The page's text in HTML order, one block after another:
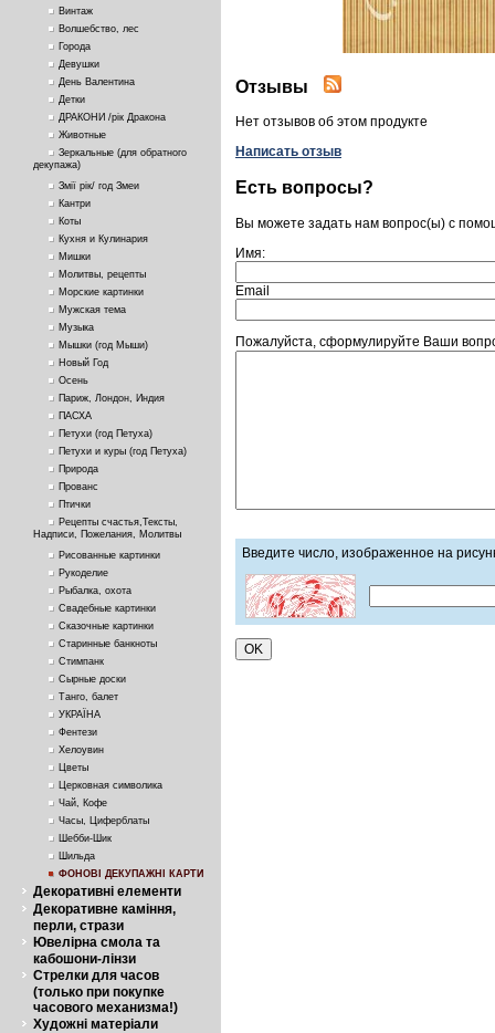
Винтаж
Волшебство, лес
Города
Девушки
День Валентина
Детки
ДРАКОНИ /рік Дракона
Животные
Зеркальные (для обратного
декупажа)
Змії рік/ год Змеи
Кантри
Коты
Кухня и Кулинария
Мишки
Молитвы, рецепты
Морские картинки
Мужская тема
Музыка
Мышки (год Мыши)
Новый Год
Осень
Париж, Лондон, Индия
ПАСХА
Петухи (год Петуха)
Петухи и куры (год Петуха)
Природа
Прованс
Птички
Рецепты счастья,Тексты,
Надписи, Пожелания, Молитвы
Рисованные картинки
Рукоделие
Рыбалка, охота
Свадебные картинки
Сказочные картинки
Старинные банкноты
Стимпанк
Сырные доски
Танго, балет
УКРАЇНА
Фентези
Хелоувин
Цветы
Церковная символика
Чай, Кофе
Часы, Циферблаты
Шебби-Шик
Шильда
ФОНОВІ ДЕКУПАЖНІ КАРТИ
Декоративні елементи
Декоративне каміння,
перли, стрази
Ювелірна смола та
кабошони-лінзи
Стрелки для часов
(только при покупке
часового механизма!)
Художні матеріали
Отзывы
Нет отзывов об этом продукте
Написать отзыв
Есть вопросы?
Вы можете задать нам вопрос(ы) с
Имя:
Email
Пожалуйста, сформулируйте Ваши
Введите число, изображенное на